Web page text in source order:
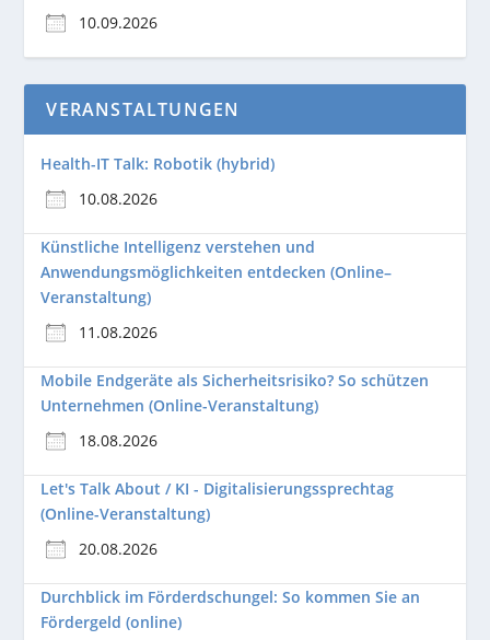
10.09.2026
VERANSTALTUNGEN
Health-IT Talk: Robotik (hybrid)
10.08.2026
Künstliche Intelligenz verstehen und
Anwendungsmöglichkeiten entdecken (Online–
Veranstaltung)
11.08.2026
Mobile Endgeräte als Sicherheitsrisiko? So schützen
Unternehmen (Online-Veranstaltung)
18.08.2026
Let's Talk About / KI - Digitalisierungssprechtag
(Online-Veranstaltung)
20.08.2026
Durchblick im Förderdschungel: So kommen Sie an
Fördergeld (online)